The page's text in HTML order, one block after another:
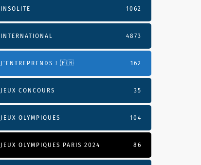
INSOLITE 1062
INTERNATIONAL 4873
J'ENTREPRENDS ! 🇫🇷 162
JEUX CONCOURS 35
JEUX OLYMPIQUES 104
JEUX OLYMPIQUES PARIS 2024 86